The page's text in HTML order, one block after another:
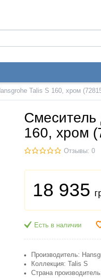
Talis S 160, хром
Смеситель
160, хром
Отзывы: 0
18 935
Есть в наличии
Производитель:
Коллекция: Talis S
Страна